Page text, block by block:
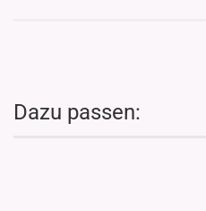
Dazu passen: